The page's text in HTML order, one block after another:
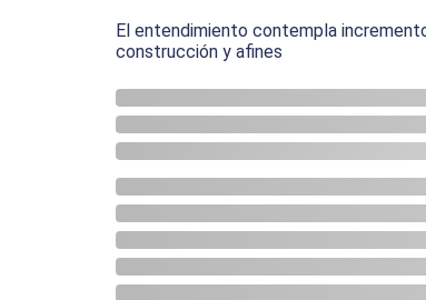
El entendimiento contempla
construcción y afines